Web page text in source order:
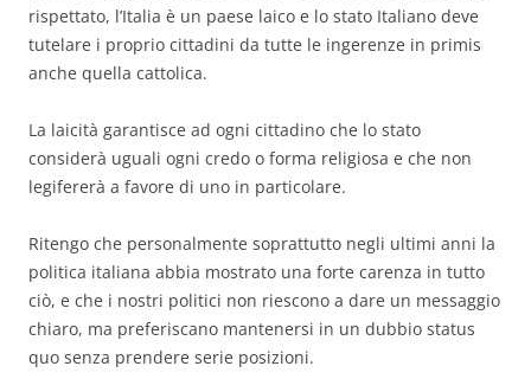
rispettato, l’Italia è un paese laico e lo stato Italiano deve
tutelare i proprio cittadini da tutte le ingerenze in primis
anche quella cattolica.
La laicità garantisce ad ogni cittadino che lo stato
considerà uguali ogni credo o forma religiosa e che non
legifererà a favore di uno in particolare.
Ritengo che personalmente soprattutto negli ultimi anni la
politica italiana abbia mostrato una forte carenza in tutto
ciò, e che i nostri politici non riescono a dare un messaggio
chiaro, ma preferiscano mantenersi in un dubbio status
quo senza prendere serie posizioni.